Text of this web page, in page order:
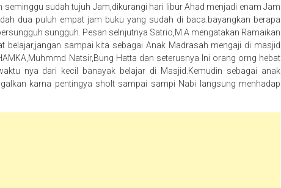
sudah tujuh Jam,dikurangi hari libur Ahad menjadi enam Jam
dua puluh empat jam buku yang sudah di baca.bayangkan berapa
sungguh. Pesan selnjutnya Satrio,M.A mengatakan Ramaikan
belajar,jangan sampai kita sebagai Anak Madrasah mengaji di masjid
Natsir,Bung Hatta dan seterusnya Ini orang orng hebat
nya dari kecil banayak belajar di Masjid.Kemudin sebagai anak
karna pentingya sholt sampai sampi Nabi langsung menhadap